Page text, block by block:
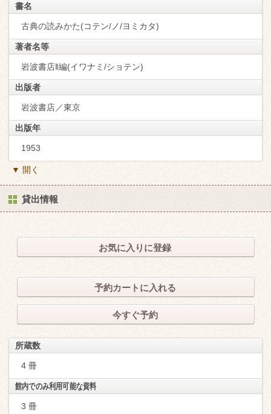
書名
古典の読みかた(コテン/ノ/ヨミカタ)
著者名等
岩波書店‖編(イワナミ/ショテン)
出版者
岩波書店／東京
出版年
1953
▼ 開く
貸出情報
お気に入りに登録
予約カートに入れる
今すぐ予約
所蔵数
4 冊
館内でのみ利用可能な資料
3 冊